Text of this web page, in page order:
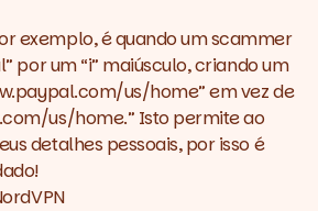
exemplo, é quando um scammer
por um “i” maiúsculo, criando um
us/home” em vez de
us/home.” Isto permite ao
detalhes pessoais, por isso é